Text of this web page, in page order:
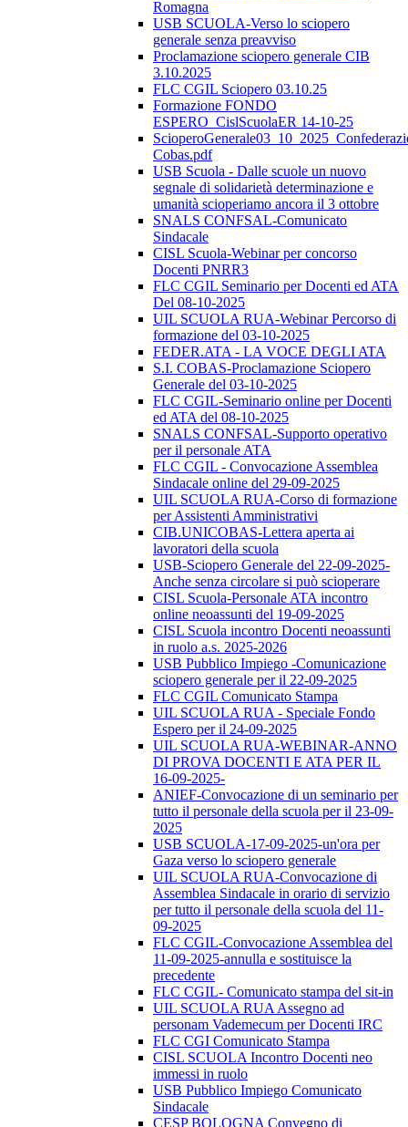
Romagna
USB SCUOLA-Verso lo sciopero
generale senza preavviso
Proclamazione sciopero generale CIB
3.10.2025
FLC CGIL Sciopero 03.10.25
Formazione FONDO
ESPERO_CislScuolaER 14-10-25
Cobas.pdf
USB Scuola - Dalle scuole un nuovo
segnale di solidarietà determinazione e
umanità scioperiamo ancora il 3 ottobre
SNALS CONFSAL-Comunicato
Sindacale
CISL Scuola-Webinar per concorso
Docenti PNRR3
FLC CGIL Seminario per Docenti ed ATA
Del 08-10-2025
UIL SCUOLA RUA-Webinar Percorso di
formazione del 03-10-2025
FEDER.ATA - LA VOCE DEGLI ATA
S.I. COBAS-Proclamazione Sciopero
Generale del 03-10-2025
FLC CGIL-Seminario online per Docenti
ed ATA del 08-10-2025
SNALS CONFSAL-Supporto operativo
per il personale ATA
FLC CGIL - Convocazione Assemblea
Sindacale online del 29-09-2025
UIL SCUOLA RUA-Corso di formazione
per Assistenti Amministrativi
CIB.UNICOBAS-Lettera aperta ai
lavoratori della scuola
USB-Sciopero Generale del 22-09-2025-
Anche senza circolare si può scioperare
CISL Scuola-Personale ATA incontro
online neoassunti del 19-09-2025
CISL Scuola incontro Docenti neoassunti
in ruolo a.s. 2025-2026
USB Pubblico Impiego -Comunicazione
sciopero generale per il 22-09-2025
FLC CGIL Comunicato Stampa
UIL SCUOLA RUA - Speciale Fondo
Espero per il 24-09-2025
UIL SCUOLA RUA-WEBINAR-ANNO
DI PROVA DOCENTI E ATA PER IL
16-09-2025-
ANIEF-Convocazione di un seminario per
tutto il personale della scuola per il 23-09-
2025
USB SCUOLA-17-09-2025-un'ora per
Gaza verso lo sciopero generale
UIL SCUOLA RUA-Convocazione di
Assemblea Sindacale in orario di servizio
per tutto il personale della scuola del 11-
09-2025
FLC CGIL-Convocazione Assemblea del
11-09-2025-annulla e sostituisce la
precedente
FLC CGIL- Comunicato stampa del sit-in
UIL SCUOLA RUA Assegno ad
personam Vademecum per Docenti IRC
FLC CGI Comunicato Stampa
CISL SCUOLA Incontro Docenti neo
immessi in ruolo
USB Pubblico Impiego Comunicato
Sindacale
CESP BOLOGNA Convegno di